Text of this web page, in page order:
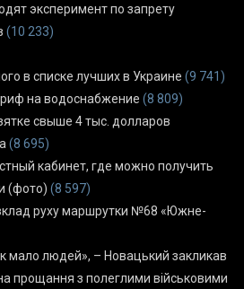
эксперимент по запрету
(10 233)
в списке лучших в Украине (9 741)
на водоснабжение (8 809)
свыше 4 тыс. долларов
(8 695)
кабинет, где можно получить
(фото) (8 597)
руху маршрутки №68 «Южне-
мало людей», – Новацький закликав
прощання з полеглими військовими